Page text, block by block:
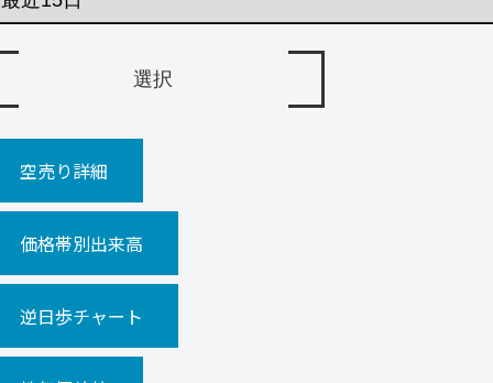
空売り詳細
価格帯別出来高
逆日歩チャート